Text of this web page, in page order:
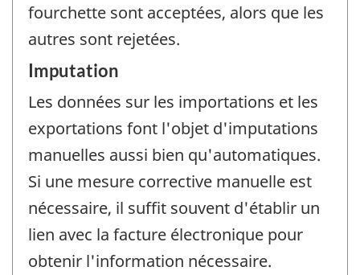
fourchette sont acceptées, alors que les
autres sont rejetées.
Imputation
Les données sur les importations et les
exportations font l'objet d'imputations
manuelles aussi bien qu'automatiques.
Si une mesure corrective manuelle est
nécessaire, il suffit souvent d'établir un
lien avec la facture électronique pour
obtenir l'information nécessaire.